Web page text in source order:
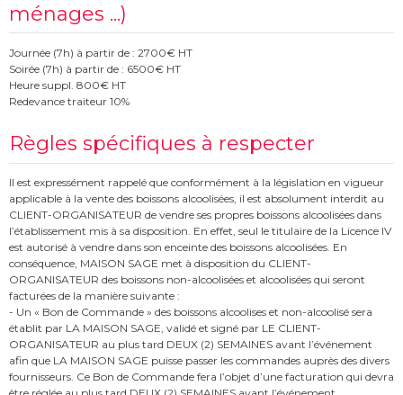
ménages ...)
Journée (7h) à partir de : 2700€ HT
Soirée (7h) à partir de : 6500€ HT
Heure suppl. 800€ HT
Redevance traiteur 10%
Règles spécifiques à respecter
Il est expressément rappelé que conformément à la législation en vigueur
applicable à la vente des boissons alcoolisées, il est absolument interdit au
CLIENT-ORGANISATEUR de vendre ses propres boissons alcoolisées dans
l’établissement mis à sa disposition. En effet, seul le titulaire de la Licence IV
est autorisé à vendre dans son enceinte des boissons alcoolisées. En
conséquence, MAISON SAGE met à disposition du CLIENT-
ORGANISATEUR des boissons non-alcoolisées et alcoolisées qui seront
facturées de la manière suivante :
- Un « Bon de Commande » des boissons alcoolises et non-alcoolisé sera
établit par LA MAISON SAGE, validé et signé par LE CLIENT-
ORGANISATEUR au plus tard DEUX (2) SEMAINES avant l’événement
afin que LA MAISON SAGE puisse passer les commandes auprès des divers
fournisseurs. Ce Bon de Commande fera l’objet d’une facturation qui devra